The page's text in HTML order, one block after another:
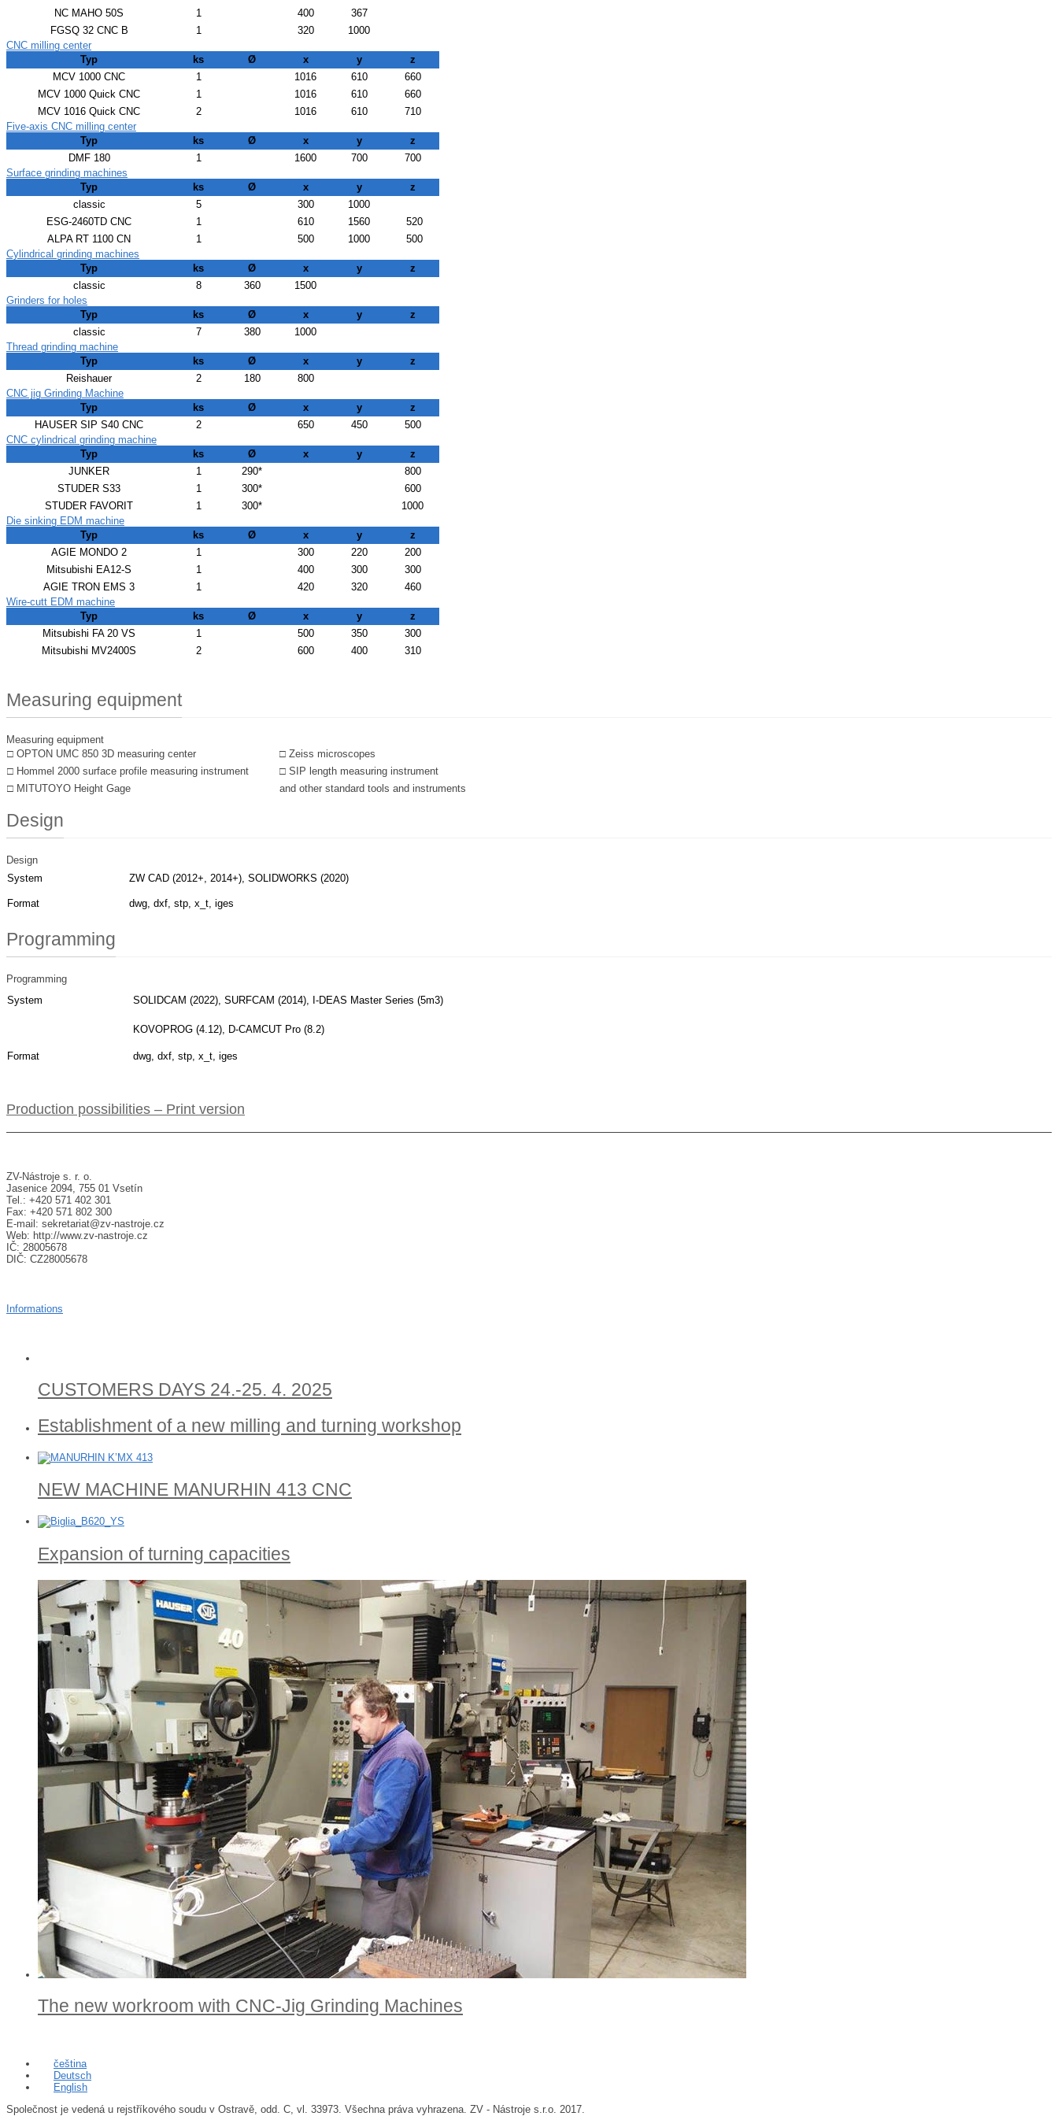
NC MAHO 50S
1 400
367
FGSQ 32 CNC B
1 320
1000
CNC milling center
Typ
ks Ø x y
z
MCV 1000 CNC
1 1016 610
660
MCV 1000 Quick CNC
1 1016 610
660
MCV 1016 Quick CNC
2 1016 610
710
Five-axis CNC milling center
Typ
ks Ø x y
z
DMF 180
1 1600 700
700
Surface grinding machines
Typ
ks Ø x y
z
classic
5 300
1000
ESG-2460TD CNC
1 610 1560
520
ALPA RT 1100 CN
1 500 1000
500
Cylindrical grinding machines
Typ
ks Ø x y
z
classic
8 360
1500
Grinders for holes
Typ
ks Ø x y
z
classic
7 380
1000
Thread grinding machine
Typ
ks Ø x y
z
Reishauer
2 180
800
CNC jig Grinding Machine
Typ
ks Ø x y
z
HAUSER SIP S40 CNC
2 650 450
500
CNC cylindrical grinding machine
Typ
ks Ø x y
z
JUNKER
1 290*
800
STUDER S33
1 300*
600
STUDER FAVORIT
1 300*
1000
Die sinking EDM machine
Typ
ks Ø x y
z
AGIE MONDO 2
1 300 220
200
Mitsubishi EA12-S
1 400 300
300
AGIE TRON EMS 3
1 420 320
460
Wire-cutt EDM machine
Typ
ks Ø x y
z
Mitsubishi FA 20 VS
1 500 350
300
Mitsubishi MV2400S
2 600 400 310
Measuring equipment
Measuring equipment
□ OPTON UMC 850 3D measuring center
□ Zeiss microscopes
□ Hommel 2000 surface profile measuring instrument
□ SIP length measuring instrument
□ MITUTOYO Height Gage
and other standard tools and instruments
Design
Design
System
ZW CAD (2012+, 2014+), SOLIDWORKS (2020)
Format dwg, dxf, stp, x_t, iges
Programming
Programming
System
SOLIDCAM (2022), SURFCAM (2014), I-DEAS Master Series (5m3)
KOVOPROG (4.12), D-CAMCUT Pro (8.2)
Format dwg, dxf, stp, x_t, iges
Production possibilities – Print version
ZV-Nástroje s. r. o.
Jasenice 2094, 755 01 Vsetín
Tel.: +420 571 402 301
Fax: +420 571 802 300
E-mail: sekretariat@zv-nastroje.cz
Web: http://www.zv-nastroje.cz
IČ: 28005678
DIČ: CZ28005678
Informations
CUSTOMERS DAYS 24.-25. 4. 2025
Establishment of a new milling and turning workshop
NEW MACHINE MANURHIN 413 CNC
Expansion of turning capacities
The new workroom with CNC-Jig Grinding Machines
čeština
Deutsch
English
Společnost je vedená u rejstříkového soudu v Ostravě, odd. C, vl. 33973. Všechna práva vyhrazena. ZV - Nástroje s.r.o. 2017.